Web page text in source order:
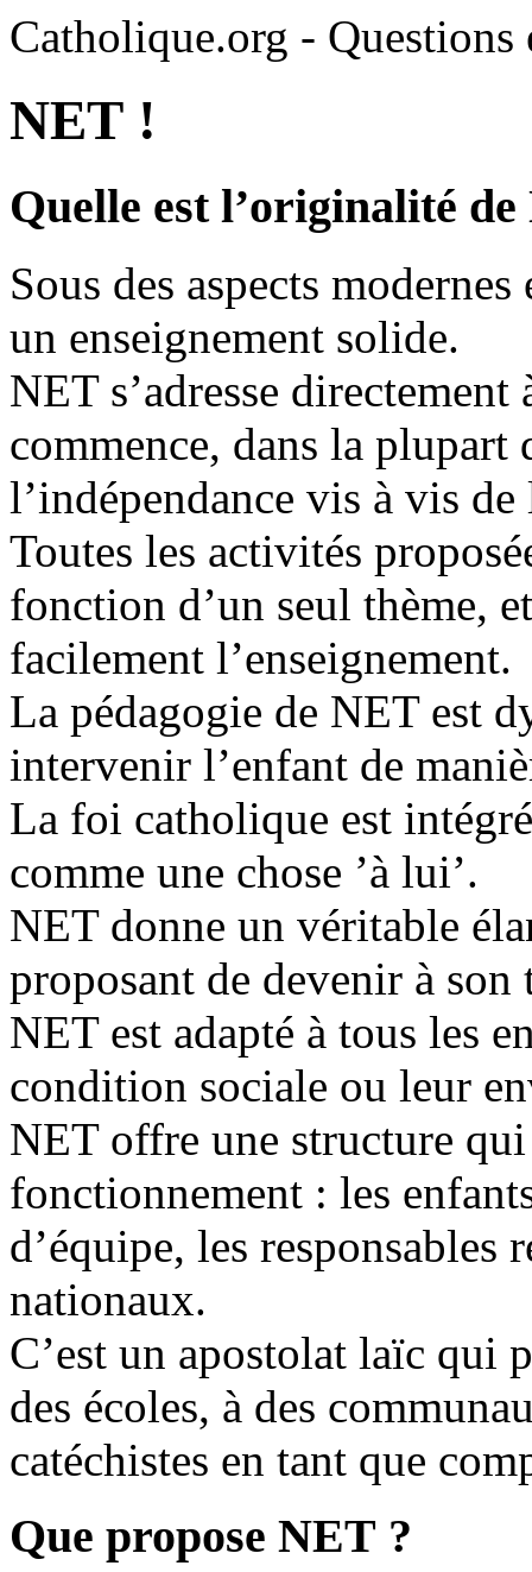
Catholique.org - Questions
NET !
Quelle est l’originalité
Sous des aspects
un enseignement solide.
NET s’adresse
commence, dans la plupart
l’indépendance vis à vis
Toutes les activités
fonction d’un seul thème,
facilement l’enseignement.
La pédagogie de NET est
intervenir l’enfant de
La foi catholique est
comme une chose ’à lui’.
NET donne un véritable
proposant de devenir à
NET est adapté à tous les
condition sociale ou leur
NET offre une structure
fonctionnement : les
d’équipe, les responsables
nationaux.
C’est un apostolat laïc qui
des écoles, à des
catéchistes en tant que
Que propose NET ?